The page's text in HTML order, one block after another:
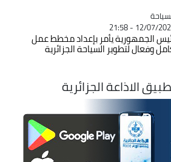
12/07/2026 -
الجمهورية يأمر بإعداد مخطط عمل
وفعال لتطوير السياحة الجزائرية
الاذاعة الجزائرية